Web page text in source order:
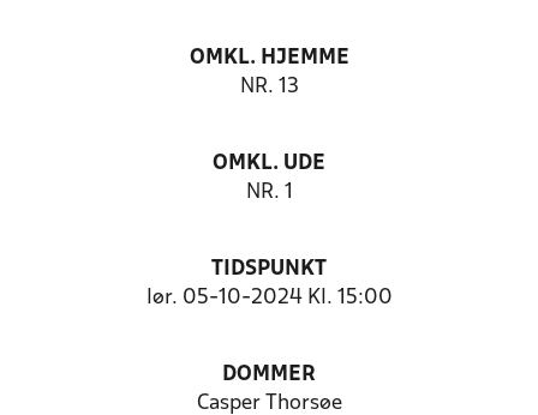
OMKL. HJEMME
NR. 13
OMKL. UDE
NR. 1
TIDSPUNKT
lør. 05-10-2024 Kl. 15:00
DOMMER
Casper Thorsøe